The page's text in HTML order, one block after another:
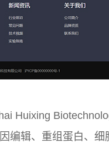
Huixing
编辑、重组蛋白、